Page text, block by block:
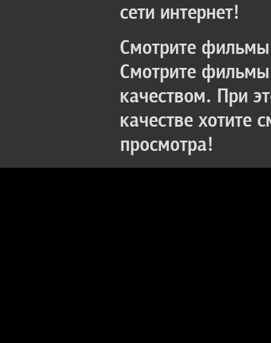
сети интернет!
Смотрите
Смотрите
качеством. При
качестве хотите
просмотра!